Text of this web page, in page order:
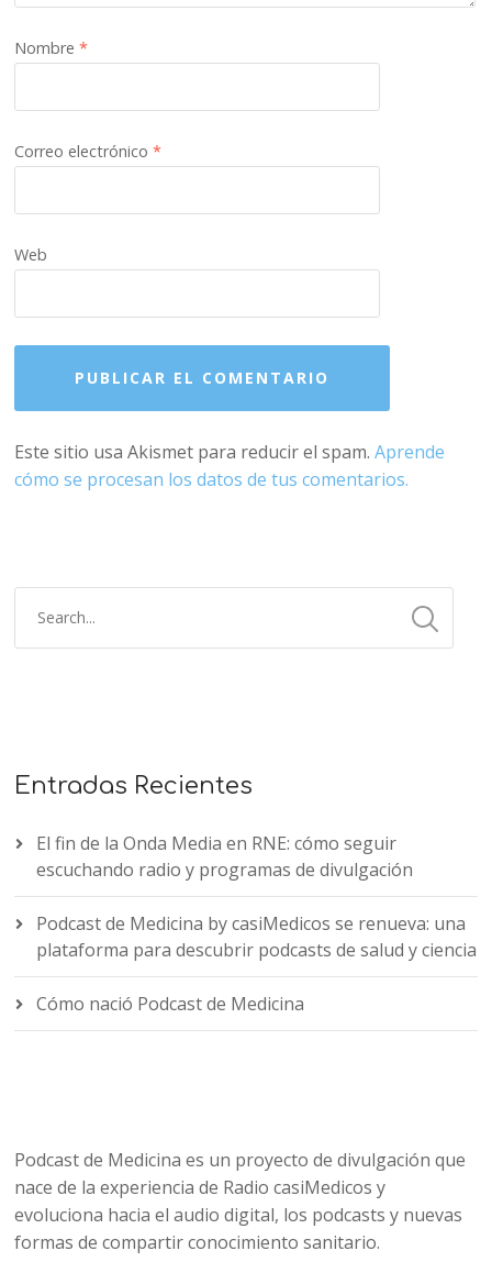
Nombre*
Correo electrónico*
Web
Este sitio usa Akismet para reducir el spam.Aprende
cómo se procesan los datos de tus comentarios.
Entradas Recientes
El fin de la Onda Media en RNE: cómo seguir
escuchando radio y programas de divulgación
Podcast de Medicina by casiMedicos se renueva: una
plataforma para descubrir podcasts de salud y ciencia
Cómo nació Podcast de Medicina
Podcast de Medicina es un proyecto de divulgación que
nace de la experiencia de Radio casiMedicos y
evoluciona hacia el audio digital, los podcasts y nuevas
formas de compartir conocimiento sanitario.